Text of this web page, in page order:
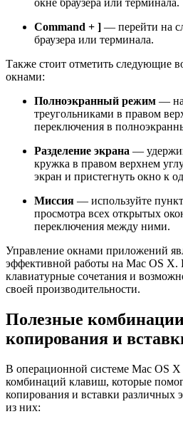
Command + ] — перейти на
браузера или терминала.
Также стоит отметить следующие
окнами:
Полноэкранный режим —
треугольниками в правом
переключения в
Разделение экрана —
кружка в правом верхнем
экран и пристегнуть окно к
Миссия — используйте
просмотра всех открытых
переключения между ними.
Управление окнами приложений
эффективной работы на Mac OS X.
клавиатурные сочетания и
своей производительности.
Полезные
копирования и
В операционной системе Mac OS X
комбинаций клавиш, которые
копирования и вставки различных
из них: